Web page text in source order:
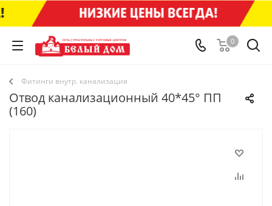
0
Фитинги внутр. канализация
Отвод канализационный 40*45° ПП
(160)